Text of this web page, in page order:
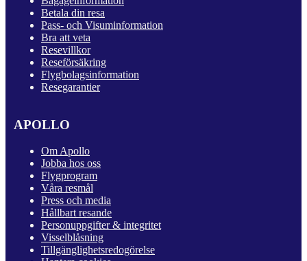
Betala din resa
Pass- och Visuminformation
Bra att veta
Resevillkor
Reseförsäkring
Flygbolagsinformation
Resegarantier
APOLLO
Om Apollo
Jobba hos oss
Flygprogram
Våra resmål
Press och media
Hållbart resande
Personuppgifter & integritet
Visselblåsning
Tillgänglighetsredogörelse